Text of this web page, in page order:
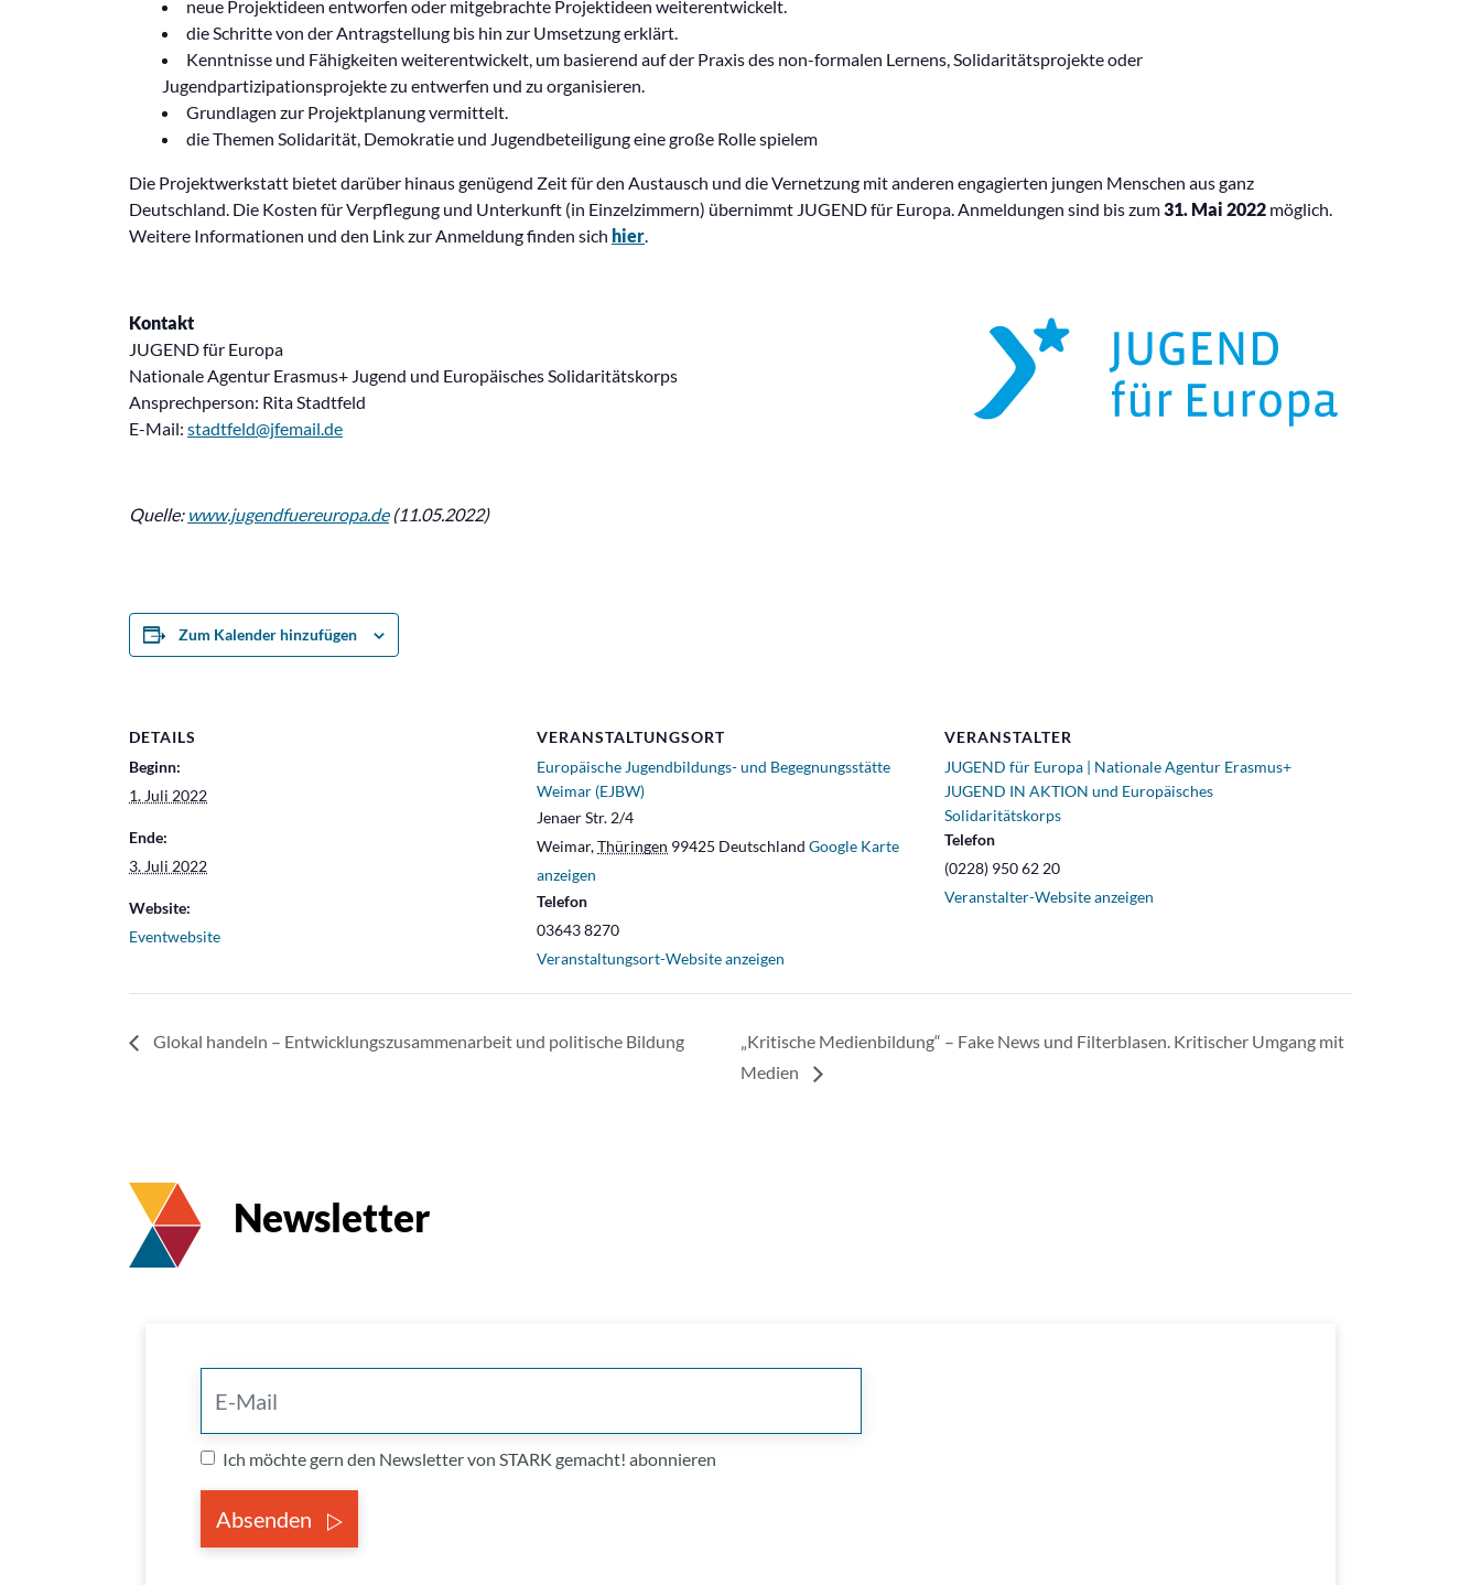
neue Projektideen entworfen oder mitgebrachte Projektideen weiterentwickelt.
die Schritte von der Antragstellung bis hin zur Umsetzung erklärt.
Kenntnisse und Fähigkeiten weiterentwickelt, um basierend auf der Praxis des non-formalen Lernens, Solidaritätsprojekte oder
Jugendpartizipationsprojekte zu entwerfen und zu organisieren.
Grundlagen zur Projektplanung vermittelt.
die Themen Solidarität, Demokratie und Jugendbeteiligung eine große Rolle spielem
Die Projektwerkstatt bietet darüber hinaus genügend Zeit für den Austausch und die Vernetzung mit anderen engagierten jungen Menschen aus ganz
Deutschland. Die Kosten für Verpflegung und Unterkunft (in Einzelzimmern) übernimmt JUGEND für Europa. Anmeldungen sind bis zum31. Mai 2022 möglich.
Weitere Informationen und den Link zur Anmeldung finden sich hier.
Kontakt
JUGEND für Europa
Nationale Agentur Erasmus+ Jugend und Europäisches Solidaritätskorps
Ansprechperson: Rita Stadtfeld
E-Mail: stadtfeld@jfemail.de
Quelle: www.jugendfuereuropa.de(11.05.2022)
Zum Kalender hinzufügen
DETAILS
Beginn:
1. Juli 2022
Ende:
3. Juli 2022
Website:
Eventwebsite
VERANSTALTUNGSORT
Europäische Jugendbildungs- und Begegnungsstätte
Weimar (EJBW)
Jenaer Str. 2/4
Weimar,Thüringen 99425 Deutschland Google Karte
anzeigen
Telefon
03643 8270
Veranstaltungsort-Website anzeigen
VERANSTALTER
JUGEND für Europa | Nationale Agentur Erasmus+
JUGEND IN AKTION und Europäisches
Solidaritätskorps
Telefon
(0228) 950 62 20
Veranstalter-Website anzeigen
Glokal handeln – Entwicklungszusammenarbeit und politische Bildung
„Kritische Medienbildung“ – Fake News und Filterblasen. Kritischer Umgang mit
Medien
Newsletter
Ich möchte gern den Newsletter von STARK gemacht! abonnieren
Absenden